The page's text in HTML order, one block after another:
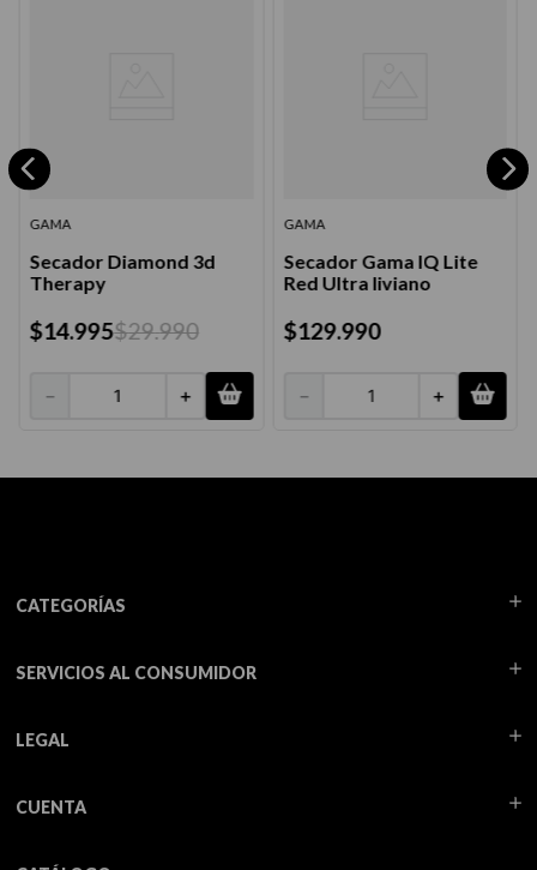
GAMA
Secador Diamond 3d
Therapy
$14.995$29.990
＋
－
GAMA
Secador Gama IQ Lite
Red Ultra liviano
$129.990
＋
－
CATEGORÍAS
SERVICIOS AL CONSUMIDOR
LEGAL
CUENTA